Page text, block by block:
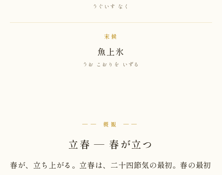
うぐいす なく
末候
魚上氷
うお こおりを いずる
── 概観 ──
立春 — 春が立つ
春が、立ち上がる。立春は、二十四節気の最初。春の最初